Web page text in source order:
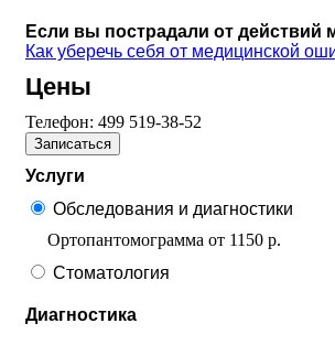
Если вы пострадали от
Как уберечь себя от медицинской
Цены
Телефон: 499 519-38-52
Записаться
Услуги
Обследования и диагностики
Ортопантомограмма от 1150 р.
Стоматология
Диагностика